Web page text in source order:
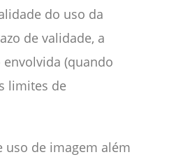
do uso da
de validade, a
(quando
limites de
uso de imagem além